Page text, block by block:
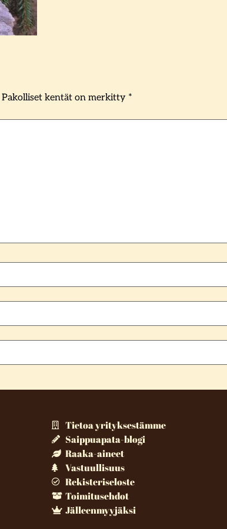
Pakolliset kentät on merkitty *
Tietoa yrityksestämme
Saippuapata-blogi
Raaka-aineet
Vastuullisuus
Rekisteriseloste
Toimitusehdot
Jälleenmyyjäksi